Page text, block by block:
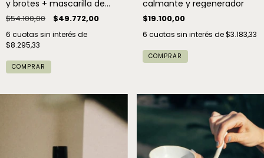
y brotes + mascarilla de
regalo
$54.100,00 $49.772,00
6 cuotas sin interés de
$8.295,33
COMPRAR
calmante y regenerador
$19.100,00
6 cuotas sin interés de$3.183,33